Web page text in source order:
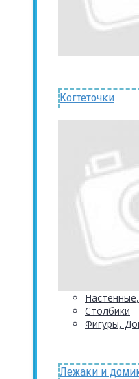
Когтеточки
Столбики
Фигуры,
Лежаки и